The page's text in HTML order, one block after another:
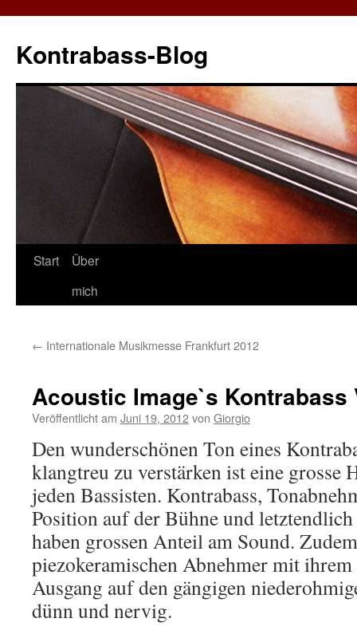
springen
Kontrabass-Blog
Start
Über
mich
← Internationale Musikmesse Frankfurt 2012
Acoustic Image`s Kontrabass
Veröffentlicht am Juni 19, 2012von Giorgio
Den wunderschönen Ton eines
klangtreu zu verstärken ist eine grosse
jeden Bassisten. Kontrabass,
Position auf der Bühne und
haben grossen Anteil am Sound.
piezokeramischen Abnehmer mit
Ausgang auf den gängigen
dünn und nervig.